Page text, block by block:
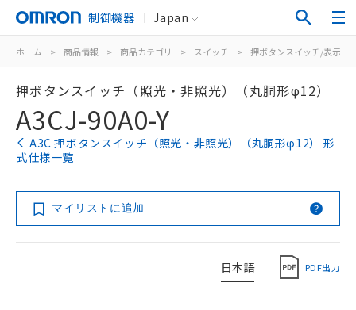
制御機器 Japan
ホーム > 商品情報 > 商品カテゴリ > スイッチ > 押ボタンスイッチ/表示灯
押ボタンスイッチ（照光・非照光）（丸胴形φ12）
A3CJ-90A0-Y
A3C 押ボタンスイッチ（照光・非照光）（丸胴形φ12） 形
式仕様一覧
マイリストに追加
日本語 PDF出力